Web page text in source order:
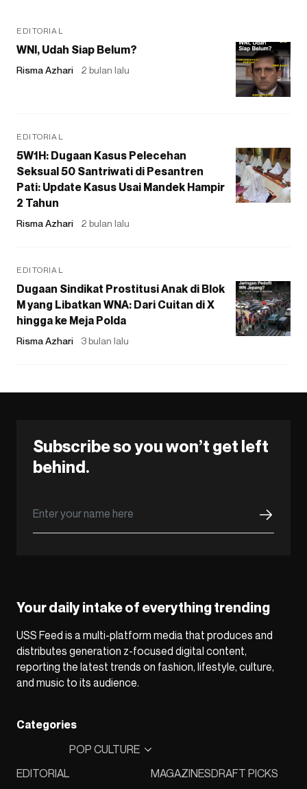
EDITORIAL
WNI, Udah Siap Belum?
Risma Azhari 2 bulan lalu
EDITORIAL
5W1H: Dugaan Kasus Pelecehan
Seksual 50 Santriwati di Pesantren
Pati: Update Kasus Usai Mandek Hampir
2 Tahun
Risma Azhari 2 bulan lalu
EDITORIAL
Dugaan Sindikat Prostitusi Anak di Blok
M yang Libatkan WNA: Dari Cuitan di X
hingga ke Meja Polda
Risma Azhari 3 bulan lalu
Subscribe so you won’t get left
behind.
Your daily intake of everything trending
USS Feed is a multi-platform media that produces and
distributes generation z-focused digital content,
reporting the latest trends on fashion, lifestyle, culture,
and music to its audience.
Categories
EDITORIAL
POP CULTURE
MAGAZINESDRAFT PICKS